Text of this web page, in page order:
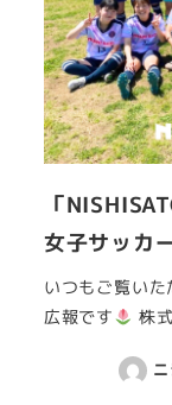
「
女子サッカ
いつもご覧い
広報です
株